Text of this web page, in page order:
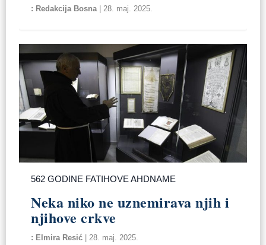
Redakcija Bosna|28. maj. 2025.
562 GODINE FATIHOVE AHDNAME
Neka niko ne uznemirava njih i
njihove crkve
Elmira Resić |28. maj. 2025.